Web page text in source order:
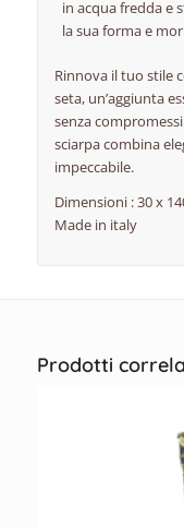
in acqua fredda e
la sua forma e
Rinnova il tuo stile
seta, un’aggiunta
senza
sciarpa combina
impeccabile.
Dimensioni : 30 x
Made in italy
Prodotti